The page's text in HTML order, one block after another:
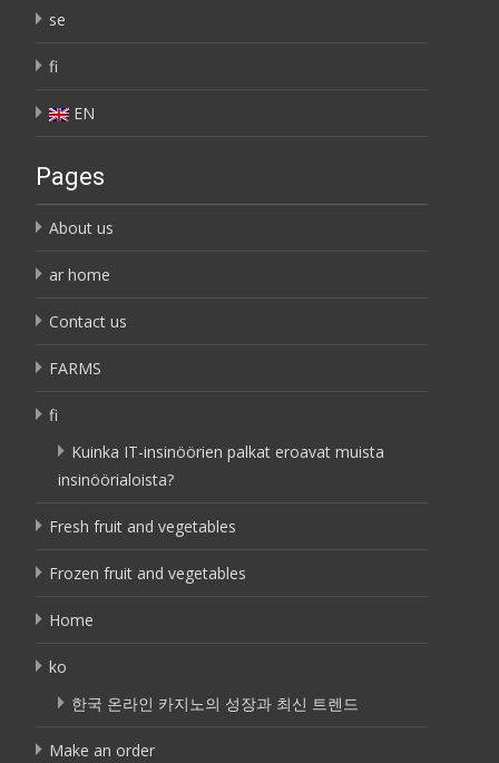
se
fi
EN
Pages
About us
ar home
Contact us
FARMS
fi
Kuinka IT-insinöörien palkat eroavat muista
insinöörialoista?
Fresh fruit and vegetables
Frozen fruit and vegetables
Home
ko
한국 온라인 카지노의 성장과 최신 트렌드
Make an order